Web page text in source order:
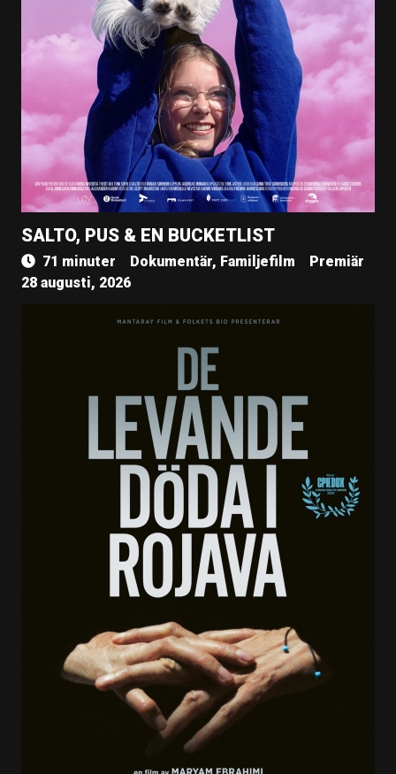
SALTO, PUS & EN BUCKETLIST
71 minuter Dokumentär, Familjefilm
Premiär
28 augusti, 2026